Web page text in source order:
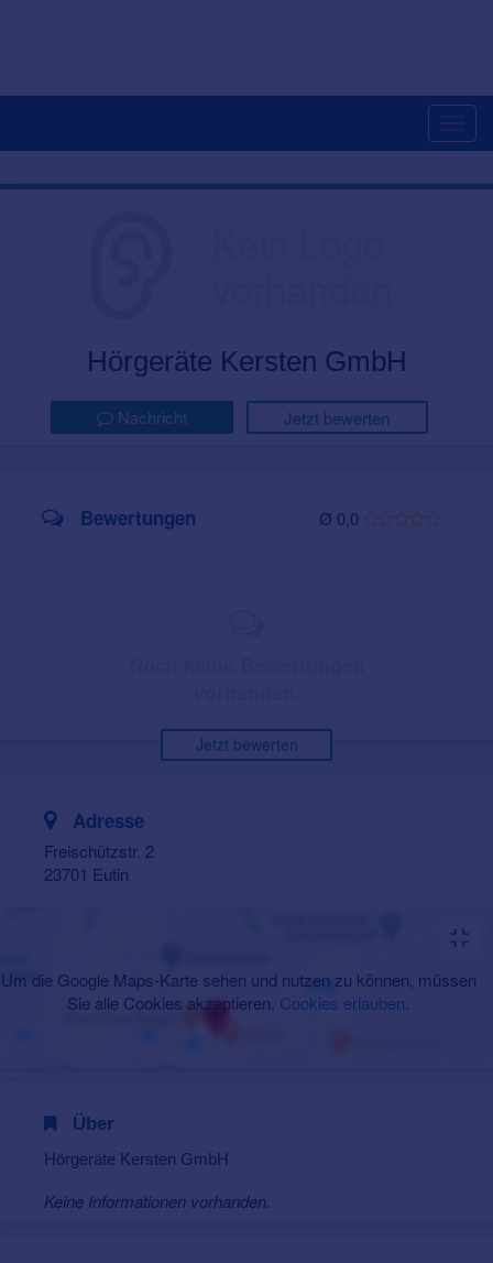
Hörgeräte Kersten GmbH
Nachricht Jetzt bewerten
Ø 0,0
Bewertungen
Jetzt bewerten
Adresse
Freischützstr. 2
23701 Eutin
Um die Google Maps-Karte sehen und nutzen zu können, müssen
Sie alle Cookies akzeptieren. Cookies erlauben
Über
Hörgeräte Kersten GmbH
Keine Informationen vorhanden.